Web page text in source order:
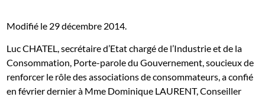
Modifié le 29 décembre 2014.
Luc CHATEL, secrétaire d’Etat chargé de l’Industrie et de la
Consommation, Porte-parole du Gouvernement, soucieux de
renforcer le rôle des associations de consommateurs, a confié
en février dernier à Mme Dominique LAURENT, Conseiller